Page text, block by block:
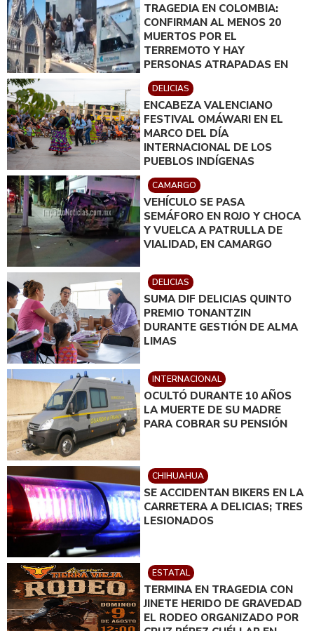
TRAGEDIA EN COLOMBIA:
CONFIRMAN AL MENOS 20
MUERTOS POR EL
TERREMOTO Y HAY
PERSONAS ATRAPADAS EN
EDIFICIOS COLAPSADOS
DELICIAS
ENCABEZA VALENCIANO
FESTIVAL OMÁWARI EN EL
MARCO DEL DÍA
INTERNACIONAL DE LOS
PUEBLOS INDÍGENAS
CAMARGO
VEHÍCULO SE PASA
SEMÁFORO EN ROJO Y CHOCA
Y VUELCA A PATRULLA DE
VIALIDAD, EN CAMARGO
DELICIAS
SUMA DIF DELICIAS QUINTO
PREMIO TONANTZIN
DURANTE GESTIÓN DE ALMA
LIMAS
INTERNACIONAL
OCULTÓ DURANTE 10 AÑOS
LA MUERTE DE SU MADRE
PARA COBRAR SU PENSIÓN
CHIHUAHUA
SE ACCIDENTAN BIKERS EN LA
CARRETERA A DELICIAS; TRES
LESIONADOS
ESTATAL
TERMINA EN TRAGEDIA CON
JINETE HERIDO DE GRAVEDAD
EL RODEO ORGANIZADO POR